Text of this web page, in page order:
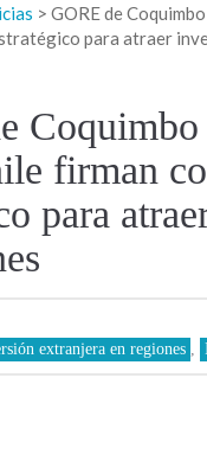
> GORE de
para atraer
Coquimbo
firman
para
extranjera en regiones